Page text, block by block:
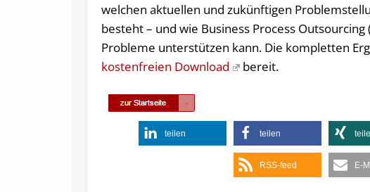
welchen aktuellen und zukünftigen
besteht – und wie Business Process
Probleme unterstützen kann. Die kompletten
kostenfreien Download
bereit.
teilen teilen
RSS-feed E-